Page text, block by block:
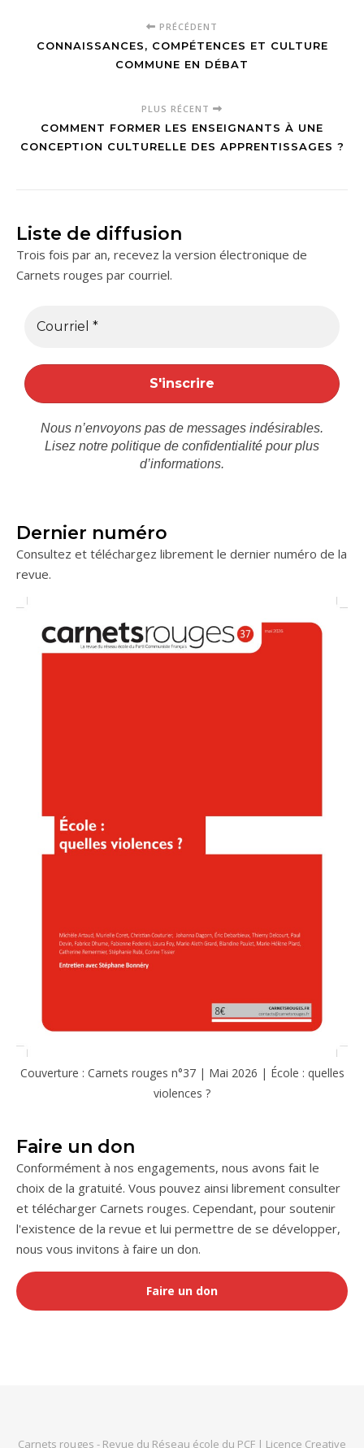
PRÉCÉDENT
CONNAISSANCES, COMPÉTENCES ET CULTURE
COMMUNE EN DÉBAT
PLUS RÉCENT
COMMENT FORMER LES ENSEIGNANTS À UNE
CONCEPTION CULTURELLE DES APPRENTISSAGES ?
Liste de diffusion
Trois fois par an, recevez la version électronique de
Carnets rouges par courriel.
Nous n’envoyons pas de messages indésirables.
Lisez notre politique de confidentialité pour plus
d’informations.
Dernier numéro
Consultez et téléchargez librement le dernier numéro de la
revue.
Couverture : Carnets rouges n°37 | Mai 2026 | École : quelles
violences ?
Faire un don
Conformément à nos engagements, nous avons fait le
choix de la gratuité. Vous pouvez ainsi librement consulter
et télécharger Carnets rouges. Cependant, pour soutenir
l'existence de la revue et lui permettre de se développer,
nous vous invitons à faire un don.
Faire un don
Carnets rouges - Revue du Réseau école du PCF | Licence Creative